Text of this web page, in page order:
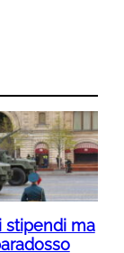
stipendi ma